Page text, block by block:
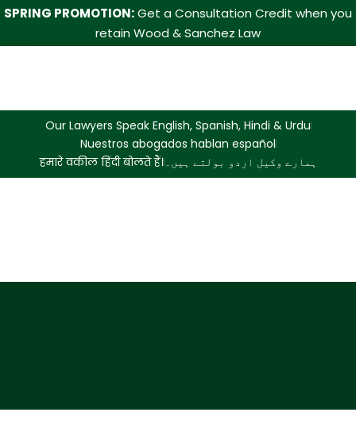
SPRING PROMOTION:Get a Consultation Credit when you
retain Wood & Sanchez Law
Our Lawyers Speak English, Spanish, Hindi & Urdu
Nuestros abogados hablan español
हमारे वकील हिंदी बोलते हैं।ہمارے وکیل اردو بولتے ہیں۔